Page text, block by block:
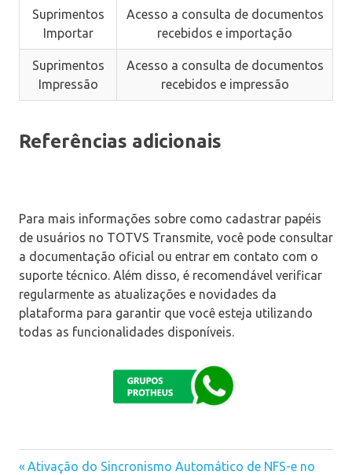
Suprimentos
Importar
Acesso a consulta de documentos
recebidos e importação
Suprimentos
Impressão
Acesso a consulta de documentos
recebidos e impressão
Referências adicionais
Para mais informações sobre como cadastrar papéis
de usuários no TOTVS Transmite, você pode consultar
a documentação oficial ou entrar em contato com o
suporte técnico. Além disso, é recomendável verificar
regularmente as atualizações e novidades da
plataforma para garantir que você esteja utilizando
todas as funcionalidades disponíveis.
Previous
Ativação do Sincronismo Automático de NFS-e no